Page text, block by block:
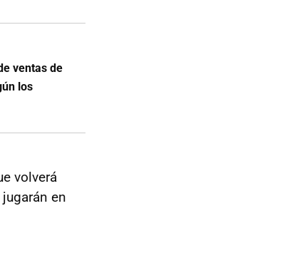
ventas de
los
volverá
en